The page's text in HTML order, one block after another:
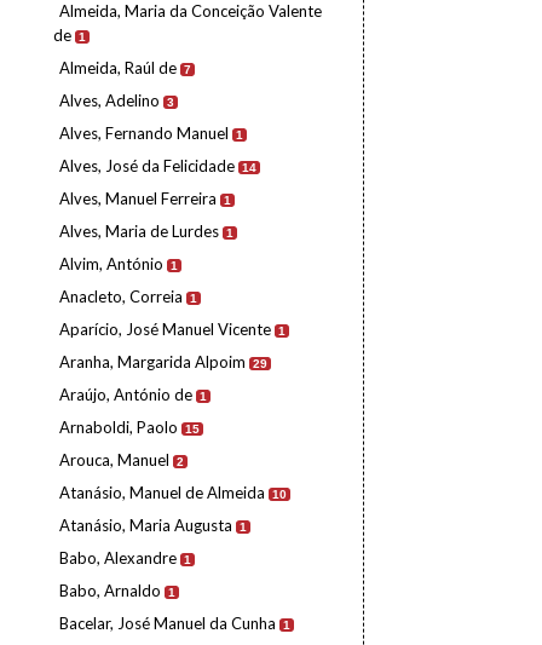
Almeida, Maria da Conceição Valente
de 1
Almeida, Raúl de 7
Alves, Adelino 3
Alves, Fernando Manuel 1
Alves, José da Felicidade 14
Alves, Manuel Ferreira 1
Alves, Maria de Lurdes 1
Alvim, António 1
Anacleto, Correia 1
Aparício, José Manuel Vicente 1
Aranha, Margarida Alpoim 29
Araújo, António de 1
Arnaboldi, Paolo 15
Arouca, Manuel 2
Atanásio, Manuel de Almeida 10
Atanásio, Maria Augusta 1
Babo, Alexandre 1
Babo, Arnaldo 1
Bacelar, José Manuel da Cunha 1